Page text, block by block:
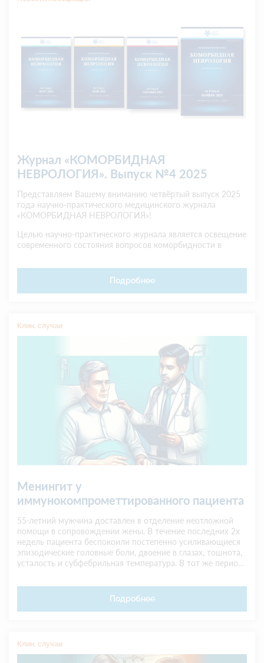
Журнал «КОМОРБИДНАЯ
НЕВРОЛОГИЯ». Выпуск №4 2025
Представляем Вашему вниманию четвёртый выпуск 2025
года научно-практического медицинского журнала
«КОМОРБИДНАЯ НЕВРОЛОГИЯ»!
Целью научно-практического журнала является освещение
современного состояния вопросов коморбидности в
Подробнее
Клин. случаи
Менингит у
иммунокомпрометтированного пациента
55-летний мужчина доставлен в отделение неотложной
помощи в сопровождении жены. В течение последних 2х
недель пациента беспокоили постепенно усиливающиеся
эпизодические головные боли, двоение в глазах, тошнота,
усталость и субфебрильная температура. В тот же период
работу. Его жена сообщает, что он...
Подробнее
Клин. случаи